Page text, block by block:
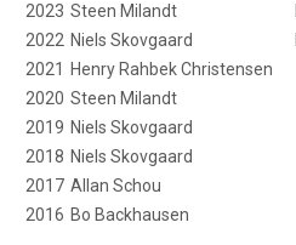
2023 Steen Milandt
2022 Niels Skovgaard
2021
Henry Rahbek Christensen
2020 Steen Milandt
2019 Niels Skovgaard
2018 Niels Skovgaard
2017 Allan Schou
2016 Bo Backhausen